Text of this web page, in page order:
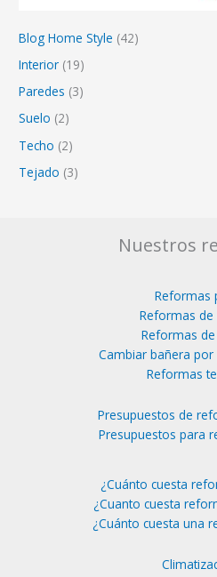
Blog Home Style (42)
Interior (19)
Paredes (3)
Suelo (2)
Techo (2)
Tejado (3)
Nuestros
Reformas
Reformas de
Reformas
Cambiar bañera
Reformas
Presupuestos de
Presupuestos para
¿Cuánto cuesta
¿Cuanto cuesta
¿Cuánto cuesta una